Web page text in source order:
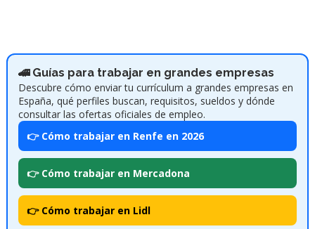
🚄 Guías para trabajar en grandes empresas
Descubre cómo enviar tu currículum a grandes empresas en
España, qué perfiles buscan, requisitos, sueldos y dónde
consultar las ofertas oficiales de empleo.
👉 Cómo trabajar en Renfe en 2026
👉 Cómo trabajar en Mercadona
👉 Cómo trabajar en Lidl